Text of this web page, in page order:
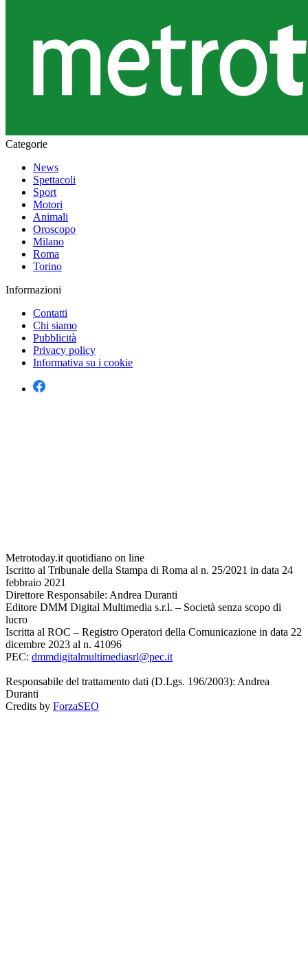
Categorie
News
Spettacoli
Sport
Motori
Animali
Oroscopo
Milano
Roma
Torino
Informazioni
Contatti
Chi siamo
Pubblicità
Privacy policy
Informativa su i cookie
Metrotoday.it quotidiano on line
Iscritto al Tribunale della Stampa di Roma al n. 25/2021 in data 24
febbraio 2021
Direttore Responsabile: Andrea Duranti
Editore DMM Digital Multimedia s.r.l. – Società senza scopo di
lucro
Iscritta al ROC – Registro Operatori della Comunicazione in data 22
dicembre 2023 al n. 41096
PEC: dmmdigitalmultimediasrl@pec.it
Responsabile del trattamento dati (D.Lgs. 196/2003): Andrea
Duranti
Credits by ForzaSEO